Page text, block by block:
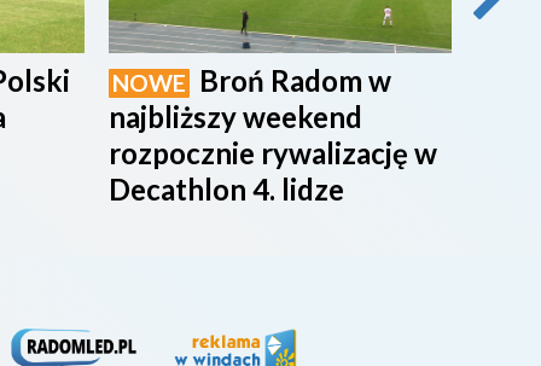
NOWE
Broń Radom w
najbliższy weekend
rozpocznie rywalizację w
Decathlon 4. lidze